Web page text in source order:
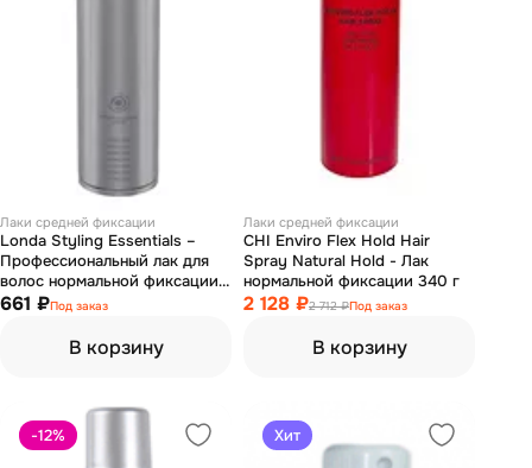
Лаки средней фиксации
Londa Styling Essentials –
Профессиональный лак для
волос нормальной фиксации
500 мл
661 ₽Под заказ
В корзину
Лаки средней фиксации
CHI Enviro Flex Hold Hair
Spray Natural Hold - Лак
нормальной фиксации 340 г
2 128 ₽2 712 ₽Под заказ
В корзину
-12% Хит